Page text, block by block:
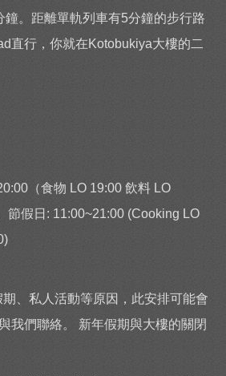
鐘。距離單軌列車有5分鐘的步行路
直行，你就在Kotobukiya大樓的二
（食物 LO 19:00 飲料 LO
節假日: 11:00~21:00 (Cooking LO
、私人活動等原因，此安排可能會
我們聯絡。 新年假期與大樓的關閉